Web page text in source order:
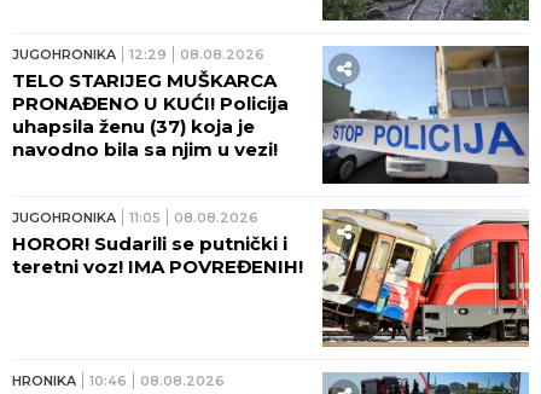
JUGOHRONIKA 12:29 08.08.2026
TELO STARIJEG MUŠKARCA
PRONAĐENO U KUĆI! Policija
uhapsila ženu (37) koja je
navodno bila sa njim u vezi!
JUGOHRONIKA 11:05 08.08.2026
HOROR! Sudarili se putnički i
teretni voz! IMA POVREĐENIH!
HRONIKA 10:46 08.08.2026